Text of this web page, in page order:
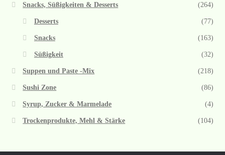
Snacks, Süßigkeiten & Desserts (264)
Desserts (77)
Snacks (163)
Süßigkeit (32)
Suppen und Paste -Mix (218)
Sushi Zone (86)
Syrup, Zucker & Marmelade (4)
Trockenprodukte, Mehl & Stärke (104)